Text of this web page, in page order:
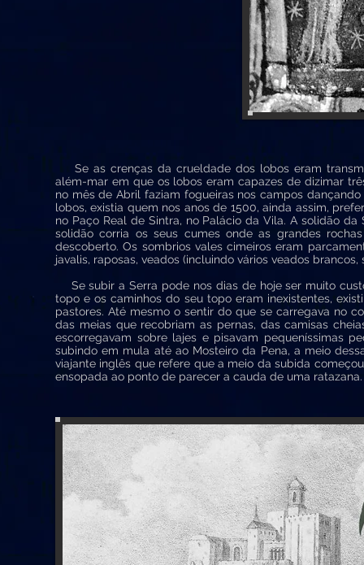
Se as crenças da crueldade dos lobos eram
além-mar em que os lobos eram capazes de dizimar
no mês de Abril faziam fogueiras nos campos
lobos, existia quem nos anos de 1500, ainda assim,
no Paço Real de Sintra, no Palácio da Vila. A solidão
solidão corria os seus cumes onde as grandes
descoberto. Os sombrios vales cimeiros eram
javalis, raposas, veados (incluindo vários veados
Se subir a Serra pode nos dias de hoje ser muito
topo e os caminhos do seu topo eram inexistentes,
pastores. Até mesmo o sentir do que se carregava no
das meias que recobriam as pernas, das camisas
escorregavam sobre lajes e pisavam pequeníssimas
subindo em mula até ao Mosteiro da Pena, a meio
viajante inglês que refere que a meio da subida
ensopada ao ponto de parecer a cauda de uma ratazana.